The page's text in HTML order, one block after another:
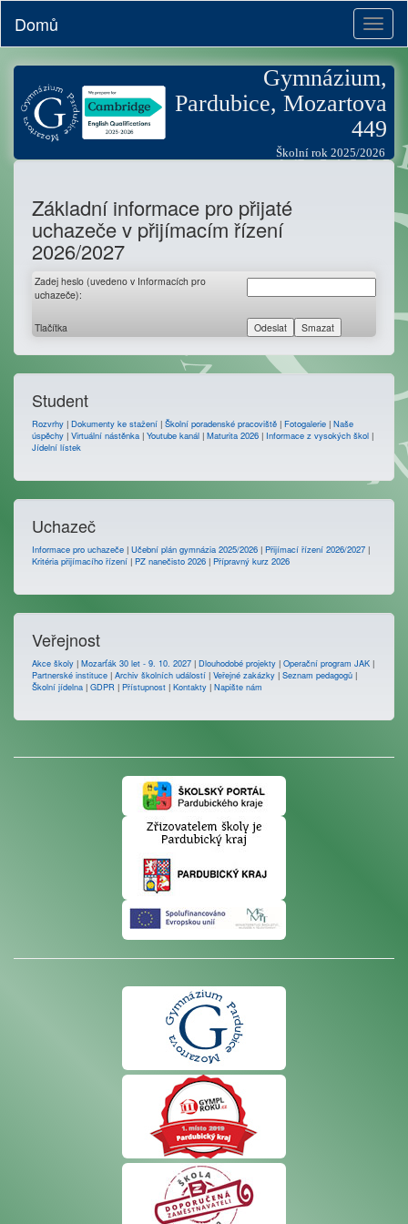
Domů
Gymnázium,
Pardubice, Mozartova
449
Školní rok 2025/2026
Základní informace pro přijaté
uchazeče v přijímacím řízení
2026/2027
Zadej heslo (uvedeno v Informacích pro
uchazeče):
Tlačítka
Student
Rozvrhy | Dokumenty ke stažení | Školní poradenské pracoviště | Fotogalerie | Naše
úspěchy | Virtuální nástěnka | Youtube kanál | Maturita 2026 | Informace z vysokých škol |
Jídelní lístek
Uchazeč
Informace pro uchazeče | Učební plán gymnázia 2025/2026 | Přijímací řízení 2026/2027 |
Kritéria přijímacího řízení | PZ nanečisto 2026 | Přípravný kurz 2026
Veřejnost
Akce školy | Mozarťák 30 let - 9. 10. 2027 | Dlouhodobé projekty | Operační program JAK |
Partnerské instituce | Archiv školních událostí | Veřejné zakázky | Seznam pedagogů |
Školní jídelna | GDPR | Přístupnost | Kontakty | Napište nám